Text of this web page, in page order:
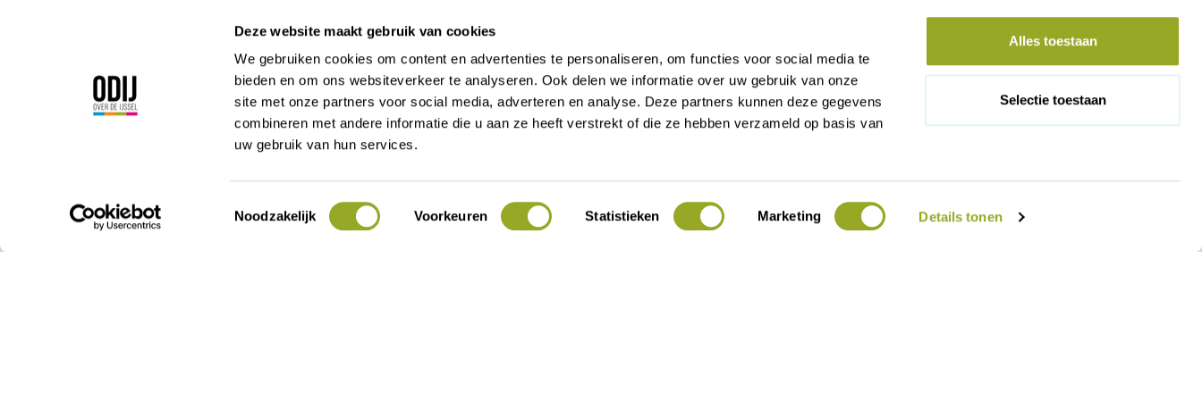
Deze website maakt gebruik van cookies
We gebruiken cookies om content en advertenties te personaliseren, om functies voor social media te
bieden en om ons websiteverkeer te analyseren. Ook delen we informatie over uw gebruik van onze
site met onze partners voor social media, adverteren en analyse. Deze partners kunnen deze gegevens
combineren met andere informatie die u aan ze heeft verstrekt of die ze hebben verzameld op basis van
uw gebruik van hun services.
Toestemmingsselectie
Noodzakelijk Voorkeuren Statistieken Marketing Details tonen
Alles toestaan
Selectie toestaan
Korte Kamperstraat 16
8011 MP Zwolle
admin@odij.nl
Contact
Over ODIJ
Actueel